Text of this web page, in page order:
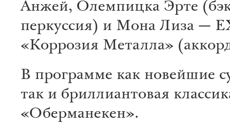
Анжей, Олемпицка Эрте
перкуссия) и Мона Лиза —
«Коррозия Металла»
В программе как новейшие
так и бриллиантовая
«Оберманекен».